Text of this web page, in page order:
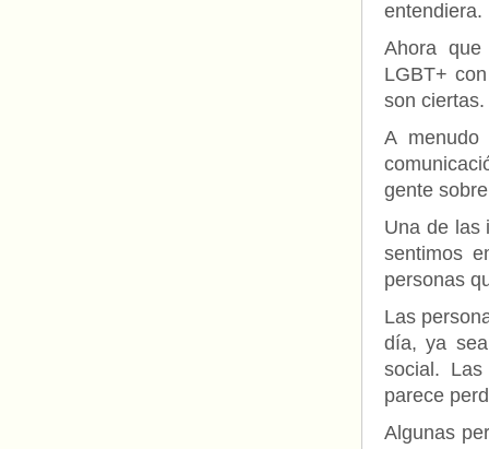
entendiera.
Ahora
LGBT+
son ciertas.
A
gente
Una de las
sentimos
personas
Las
día, ya
social.
parece
Algunas